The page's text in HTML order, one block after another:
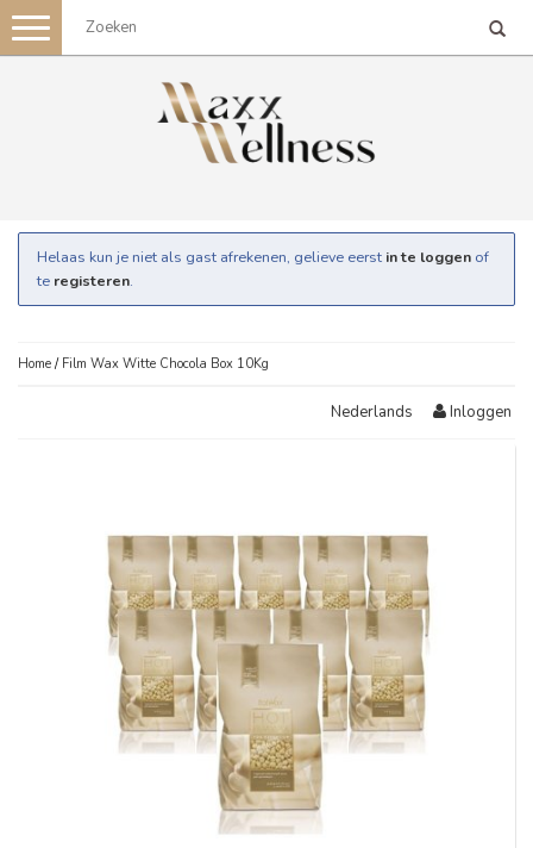
Toggle
navigation
Helaas kun je niet als gast afrekenen, gelieve eerst in te loggen of
te registeren.
Home / Film Wax Witte Chocola Box 10Kg
Nederlands Inloggen